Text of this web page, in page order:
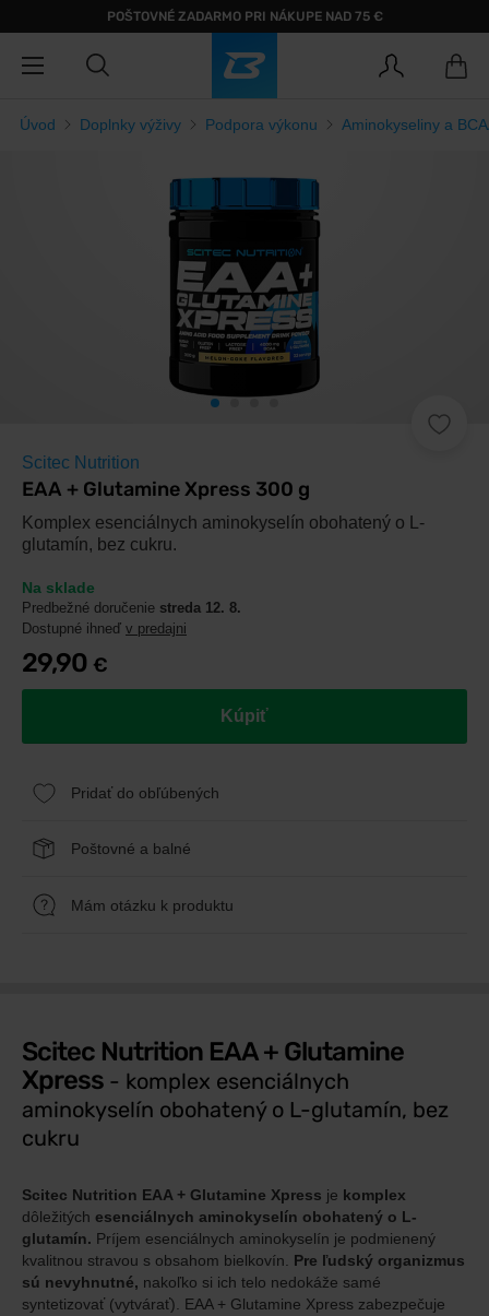
POŠTOVNÉ ZADARMO PRI NÁKUPE NAD 75 €
Úvod Doplnky výživy Podpora výkonu Aminokyseliny a
Scitec Nutrition
EAA + Glutamine Xpress 300 g
Komplex esenciálnych aminokyselín obohatený o L-
glutamín, bez cukru.
Na sklade
Predbežné doručenie streda 12. 8.
Dostupné ihneď v predajni
29,90 €
Kúpiť
Pridať do obľúbených
Poštovné a balné
Mám otázku k produktu
Scitec Nutrition EAA + Glutamine
Xpress - komplex esenciálnych
aminokyselín obohatený o L-glutamín, bez
cukru
Scitec Nutrition EAA + Glutamine Xpress je komplex
dôležitých esenciálnych aminokyselín obohatený o L-
glutamín. Príjem esenciálnych aminokyselín je podmienený
kvalitnou stravou s obsahom bielkovín. Pre ľudský organizmus
sú nevyhnutné, nakoľko si ich telo nedokáže samé
syntetizovať (vytvárať). EAA + Glutamine Xpress zabezpečuje